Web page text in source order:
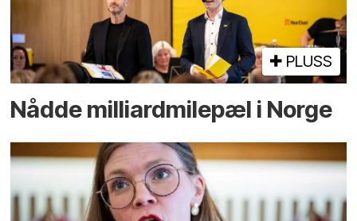
PLUSS
Nådde milliard­­milepæl i Norge